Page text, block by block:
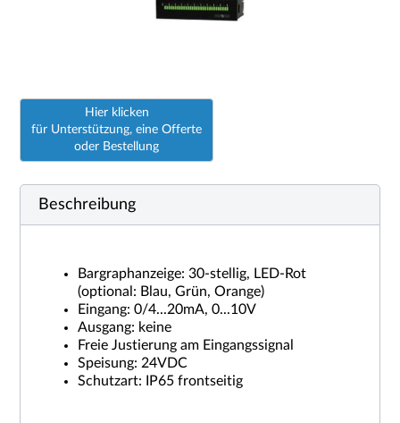
Hier klicken
für Unterstützung, eine Offerte
oder Bestellung
Beschreibung
Bargraphanzeige: 30-stellig, LED-Rot
(optional: Blau, Grün, Orange)
Eingang: 0/4...20mA, 0...10V
Ausgang: keine
Freie Justierung am Eingangssignal
Speisung: 24VDC
Schutzart: IP65 frontseitig